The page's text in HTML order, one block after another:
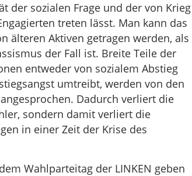
der sozialen Frage und der von Krieg
treten lässt. Man kann das
älteren Aktiven getragen werden, als
der Fall ist. Breite Teile der
entweder von sozialem Abstieg
umtreibt, werden von den
Dadurch verliert die
sondern damit verliert die
in einer Zeit der Krise des
Wahlparteitag der LINKEN geben